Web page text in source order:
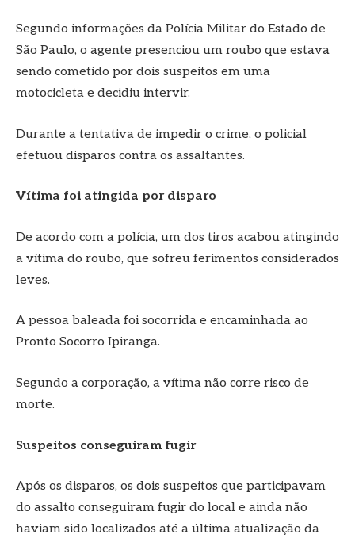
Segundo informações da Polícia Militar do Estado de
São Paulo, o agente presenciou um roubo que estava
sendo cometido por dois suspeitos em uma
motocicleta e decidiu intervir.
Durante a tentativa de impedir o crime, o policial
efetuou disparos contra os assaltantes.
Vítima foi atingida por disparo
De acordo com a polícia, um dos tiros acabou atingindo
a vítima do roubo, que sofreu ferimentos considerados
leves.
A pessoa baleada foi socorrida e encaminhada ao
Pronto Socorro Ipiranga.
Segundo a corporação, a vítima não corre risco de
morte.
Suspeitos conseguiram fugir
Após os disparos, os dois suspeitos que participavam
do assalto conseguiram fugir do local e ainda não
haviam sido localizados até a última atualização da